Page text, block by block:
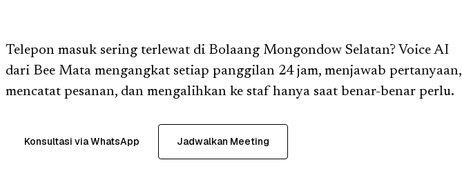
Telepon masuk sering terlewat di Bolaang Mongondow Selatan? Voice AI
dari Bee Mata mengangkat setiap panggilan 24 jam, menjawab pertanyaan,
mencatat pesanan, dan mengalihkan ke staf hanya saat benar-benar perlu.
Konsultasi via WhatsApp Jadwalkan Meeting